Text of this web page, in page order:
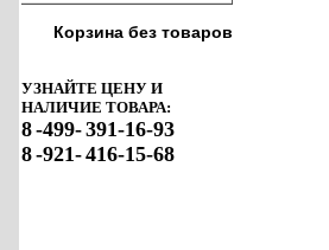
Корзина без товаров
УЗНАЙТЕ ЦЕНУ И
НАЛИЧИЕ ТОВАРА:
8-499-391-16-93
8-921-416-15-68